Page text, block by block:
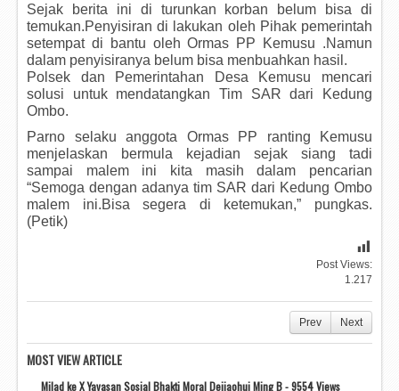
Sejak berita ini di turunkan korban belum bisa di
temukan.Penyisiran di lakukan oleh Pihak pemerintah
setempat di bantu oleh Ormas PP Kemusu .Namun
dalam penyisiranya belum bisa menbuahkan hasil.
Polsek dan Pemerintahan Desa Kemusu mencari
solusi untuk mendatangkan Tim SAR dari Kedung
Ombo.
Parno selaku anggota Ormas PP ranting Kemusu
menjelaskan bermula kejadian sejak siang tadi
sampai malem ini kita masih dalam pencarian
“Semoga dengan adanya tim SAR dari Kedung Ombo
malem ini.Bisa segera di ketemukan,” pungkas.
(Petik)
Post Views:
1.217
Prev Next
MOST VIEW ARTICLE
Milad ke X Yayasan Sosial Bhakti Moral Dejiaohui Ming B - 9554 Views